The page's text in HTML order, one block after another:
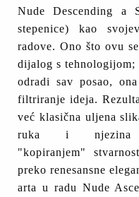
Nude Descending a
stepenice) kao
radove. Ono što ovu
dijalog s tehnologijom;
odradi sav posao,
filtriranje ideja.
već klasična uljena
ruka i njezina
"kopiranjem"
preko renesansne
arta u radu Nude